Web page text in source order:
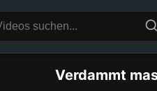
Verdammt